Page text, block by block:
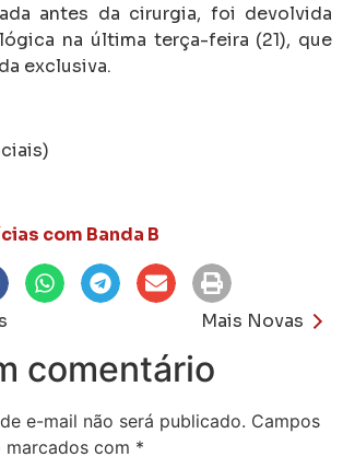
antes da cirurgia, foi devolvida
na última terça-feira (21), que
exclusiva.
com Banda B
Mais Novas
comentário
e-mail não será publicado. Campos
com *